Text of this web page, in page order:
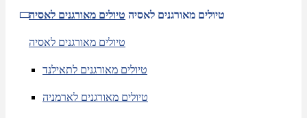
טיולים מאורגנים לאסיה טיולים מאורגנים לאסיה
טיולים מאורגנים לאסיה
טיולים מאורגנים לתאילנד
טיולים מאורגנים לארמניה